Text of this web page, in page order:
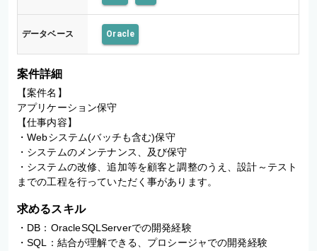
データベース Oracle
案件詳細
【案件名】
アプリケーション保守
【仕事内容】
・Webシステム(バッチも含む)保守
・システムのメンテナンス、及び保守
・システムの改修、追加等を顧客と調整のうえ、設計～テスト
までの工程を行っていただく事があります。
求めるスキル
・DB：OracleSQLServerでの開発経験
・SQL：結合が理解できる、プロシージャでの開発経験